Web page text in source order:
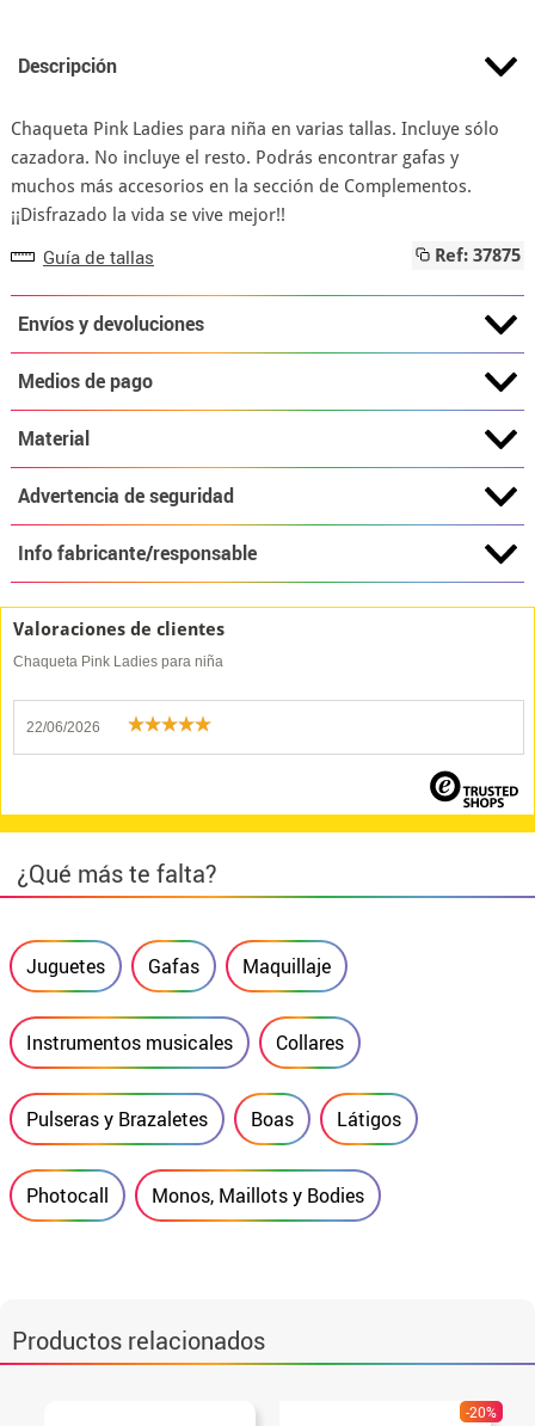
Descripción
Chaqueta Pink Ladies para niña en varias tallas. Incluye sólo
cazadora. No incluye el resto. Podrás encontrar gafas y
muchos más accesorios en la sección de Complementos.
¡¡Disfrazado la vida se vive mejor!!
Guía de tallas Ref: 37875
Envíos y devoluciones
Medios de pago
Material
Advertencia de seguridad
Info fabricante/responsable
Valoraciones de clientes
Chaqueta Pink Ladies para niña
22/06/2026
¿Qué más te falta?
Juguetes Gafas Maquillaje
Instrumentos musicales Collares
Pulseras y Brazaletes Boas Látigos
Photocall Monos, Maillots y Bodies
Productos relacionados
-20%